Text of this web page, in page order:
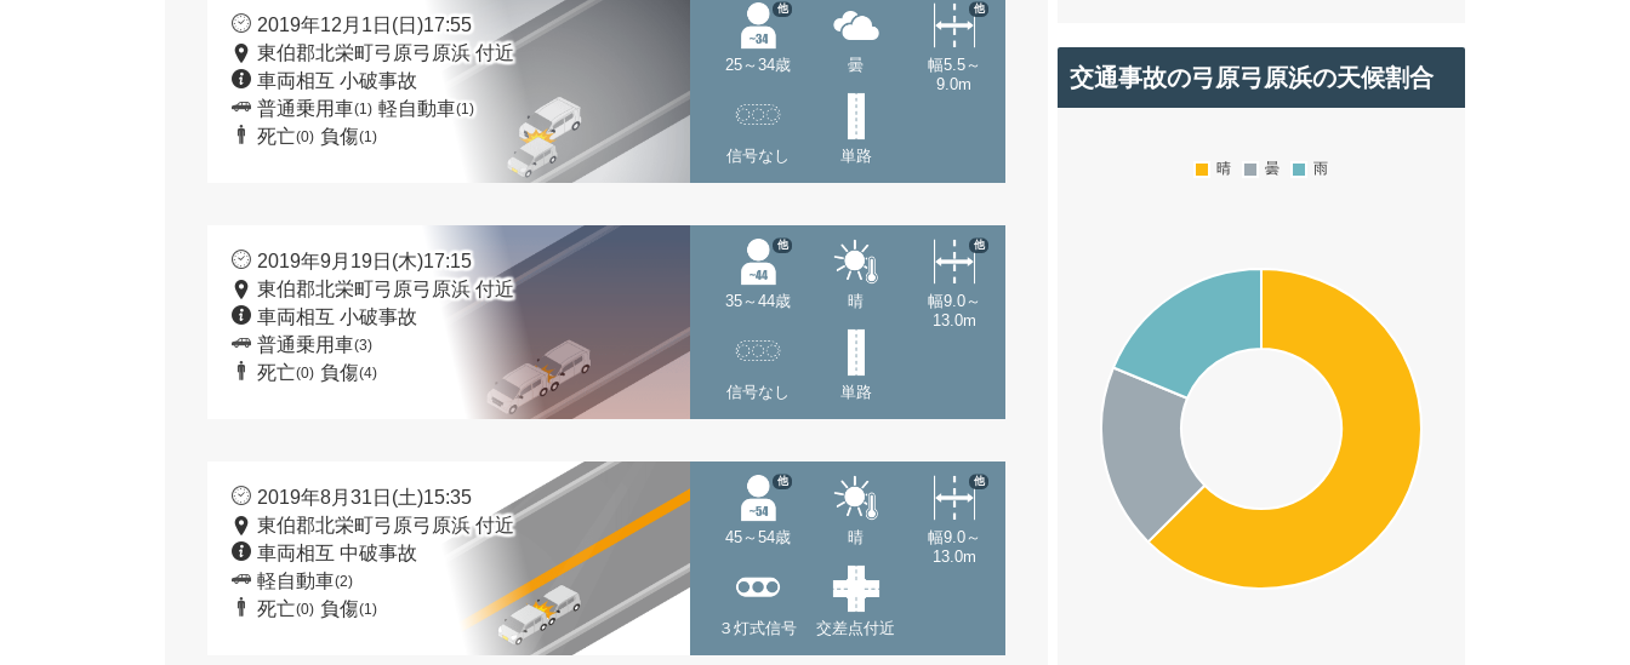
2019年12月1日(日)17:55
東伯郡北栄町弓原弓原浜 付近
車両相互 小破事故
普通乗用車(1) 軽自動車(1)
死亡(0) 負傷(1)
25～34歳
他
曇
幅5.5～
9.0m
他
信号なし 単路
2019年9月19日(木)17:15
東伯郡北栄町弓原弓原浜 付近
車両相互 小破事故
普通乗用車(3)
死亡(0) 負傷(4)
35～44歳
他
晴
幅9.0～
13.0m
他
信号なし 単路
2019年8月31日(土)15:35
東伯郡北栄町弓原弓原浜 付近
車両相互 中破事故
軽自動車(2)
死亡(0) 負傷(1)
45～54歳
他
晴
幅9.0～
13.0m
他
３灯式信号 交差点付近
交通事故の弓原弓原浜の天候割合